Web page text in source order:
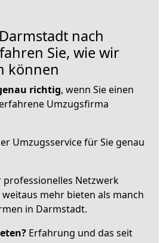
nach
Sie, wie wir
können
richtig, wenn Sie einen
Umzugsfirma
Umzugsservice für Sie genau
professionelles Netzwerk
mehr bieten als manch
in Darmstadt.
Erfahrung und das seit